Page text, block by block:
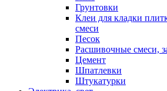
Грунтовки
Клеи для кладки
смеси
Песок
Расшивочные смеси,
Цемент
Шпатлевки
Штукатурки